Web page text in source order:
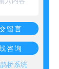
留言
咨询
桥系统